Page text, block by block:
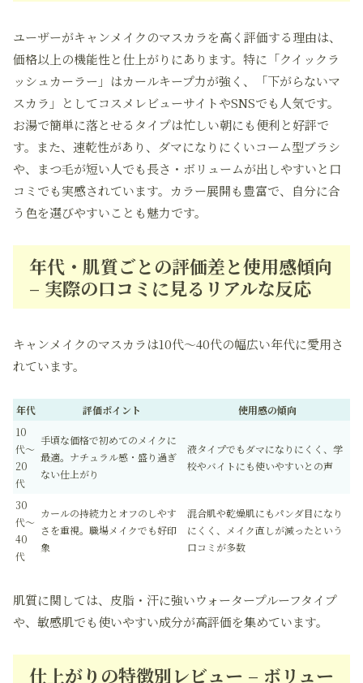
ユーザーがキャンメイクのマスカラを高く評価する理由は、
価格以上の機能性と仕上がりにあります。特に「クイックラ
ッシュカーラー」はカールキープ力が強く、「下がらないマ
スカラ」としてコスメレビューサイトやSNSでも人気です。
お湯で簡単に落とせるタイプは忙しい朝にも便利と好評で
す。また、速乾性があり、ダマになりにくいコーム型ブラシ
や、まつ毛が短い人でも長さ・ボリュームが出しやすいと口
コミでも実感されています。カラー展開も豊富で、自分に合
う色を選びやすいことも魅力です。
年代・肌質ごとの評価差と使用感傾向
– 実際の口コミに見るリアルな反応
キャンメイクのマスカラは10代～40代の幅広い年代に愛用さ
れています。
年代 評価ポイント
使用感の傾向
10
代～
20
代
手頃な価格で初めてのメイクに
最適。ナチュラル感・盛り過ぎ
ない仕上がり
液タイプでもダマになりにくく、学
校やバイトにも使いやすいとの声
30
代～
40
代
カールの持続力とオフのしやす
さを重視。職場メイクでも好印
象
混合肌や乾燥肌にもパンダ目になり
にくく、メイク直しが減ったという
口コミが多数
肌質に関しては、皮脂・汗に強いウォータープルーフタイプ
や、敏感肌でも使いやすい成分が高評価を集めています。
仕上がりの特徴別レビュー – ボリュー